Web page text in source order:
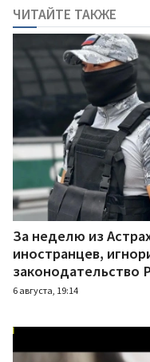
ЧИТАЙТЕ ТАКЖЕ
За неделю из
иностранцев,
законодательство
6 августа, 19:14